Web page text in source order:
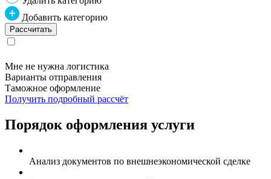
Добавить категорию
Мне не нужна логистика
Варианты отправления
Таможное оформление
Получить подробный рассчёт
Порядок оформления услуги
Анализ документов по внешнеэкономической сделке